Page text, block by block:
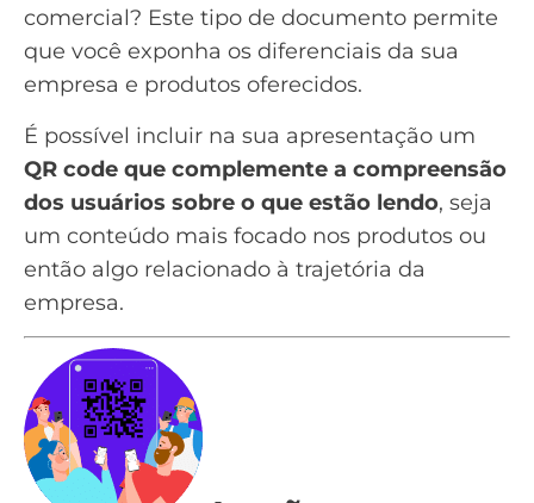
comercial? Este tipo de documento permite
que você exponha os diferenciais da sua
empresa e produtos oferecidos.
É possível incluir na sua apresentação um
QR code que complemente a compreensão
dos usuários sobre o que estão lendo, seja
um conteúdo mais focado nos produtos ou
então algo relacionado à trajetória da
empresa.